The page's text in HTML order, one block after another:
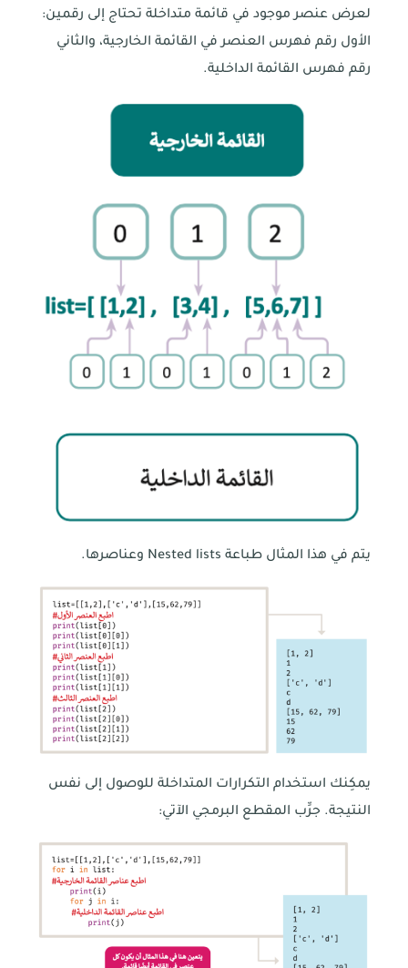
لعرض عنصر موجود في قائمة متداخلة تحتاج إلى رقمين:
الأول رقم فهرس العنصر في القائمة الخارجية، والثاني
رقم فهرس القائمة الداخلية.
يتم في هذا المثال طباعة Nested lists وعناصرها.
يمكِنك استخدام التكرارات المتداخلة للوصول إلى نفس
النتيجة. جرِّب المقطع البرمجي الآتي: